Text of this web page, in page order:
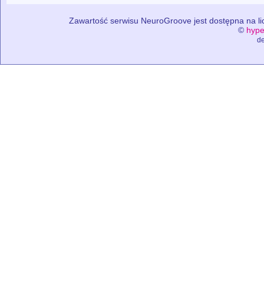
Zawartość serwisu NeuroGroove jest dostępna na
©